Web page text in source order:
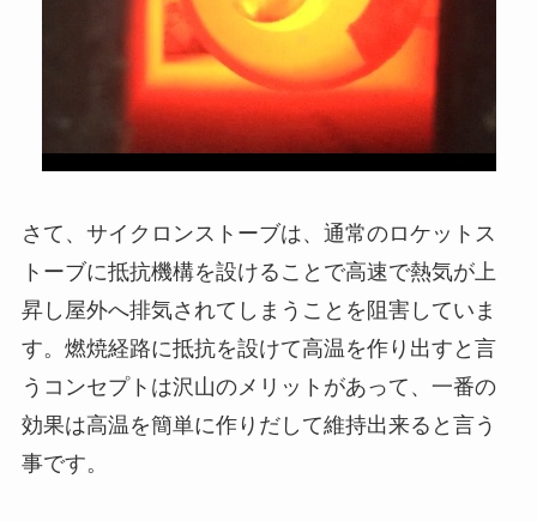
さて、サイクロンストーブは、通常のロケットス
トーブに抵抗機構を設けることで高速で熱気が上
昇し屋外へ排気されてしまうことを阻害していま
す。燃焼経路に抵抗を設けて高温を作り出すと言
うコンセプトは沢山のメリットがあって、一番の
効果は高温を簡単に作りだして維持出来ると言う
事です。